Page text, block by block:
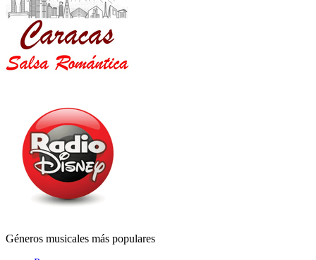
Géneros musicales más populares